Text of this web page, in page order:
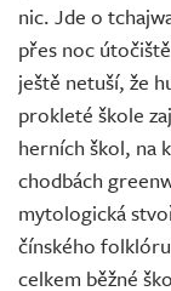
nic. Jde o
přes noc
ještě netuší, že
prokleté škole
herních škol, na
chodbách
mytologická
čínského
celkem běžné